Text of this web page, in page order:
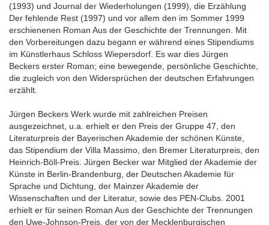
(1993) und Journal der Wiederholungen (1999), die Erzählung
Der fehlende Rest (1997) und vor allem den im Sommer 1999
erschienenen Roman Aus der Geschichte der Trennungen. Mit
den Vorbereitungen dazu begann er während eines Stipendiums
im Künstlerhaus Schloss Wiepersdorf. Es war dies Jürgen
Beckers erster Roman; eine bewegende, persönliche Geschichte,
die zugleich von den Widersprüchen der deutschen Erfahrungen
erzählt.
Jürgen Beckers Werk wurde mit zahlreichen Preisen
ausgezeichnet, u.a. erhielt er den Preis der Gruppe 47, den
Literaturpreis der Bayerischen Akademie der schönen Künste,
das Stipendium der Villa Massimo, den Bremer Literaturpreis, den
Heinrich-Böll-Preis. Jürgen Becker war Mitglied der Akademie der
Künste in Berlin-Brandenburg, der Deutschen Akademie für
Sprache und Dichtung, der Mainzer Akademie der
Wissenschaften und der Literatur, sowie des PEN-Clubs. 2001
erhielt er für seinen Roman Aus der Geschichte der Trennungen
den Uwe-Johnson-Preis, der von der Mecklenburgischen